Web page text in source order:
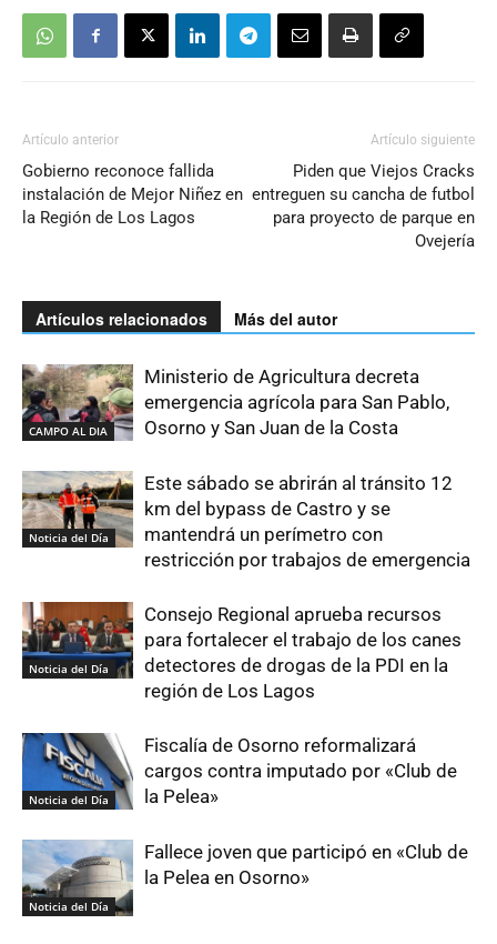
Artículo anterior
Gobierno reconoce fallida
instalación de Mejor Niñez en
la Región de Los Lagos
Artículo siguiente
Piden que Viejos Cracks
entreguen su cancha de futbol
para proyecto de parque en
Ovejería
Artículos relacionados Más del autor
CAMPO AL DIA
Ministerio de Agricultura decreta
emergencia agrícola para San Pablo,
Osorno y San Juan de la Costa
Noticia del Día
Este sábado se abrirán al tránsito 12
km del bypass de Castro y se
mantendrá un perímetro con
restricción por trabajos de emergencia
Noticia del Día
Consejo Regional aprueba recursos
para fortalecer el trabajo de los canes
detectores de drogas de la PDI en la
región de Los Lagos
Noticia del Día
Fiscalía de Osorno reformalizará
cargos contra imputado por «Club de
la Pelea»
Noticia del Día
Fallece joven que participó en «Club de
la Pelea en Osorno»